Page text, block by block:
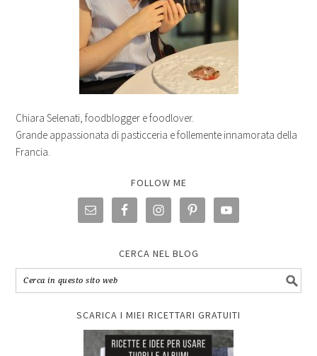
Chiara Selenati, foodblogger e foodlover.
Grande appassionata di pasticceria e follemente innamorata della
Francia.
FOLLOW ME
CERCA NEL BLOG
SCARICA I MIEI RICETTARI GRATUITI